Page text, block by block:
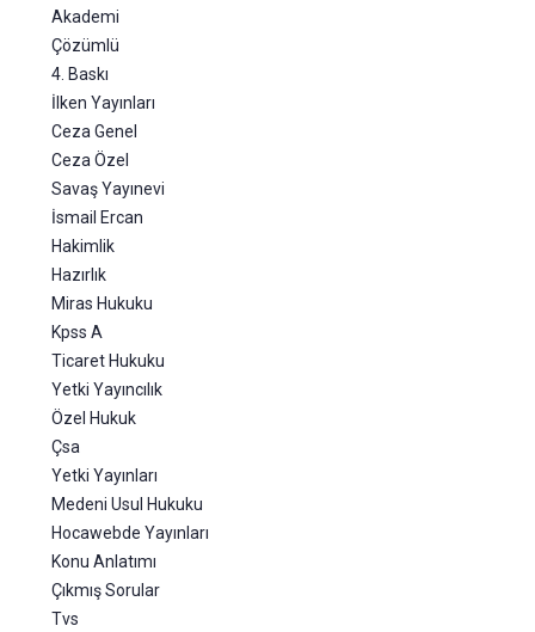
Akademi
Çözümlü
4. Baskı
İlken Yayınları
Ceza Genel
Ceza Özel
Savaş Yayınevi
İsmail Ercan
Hakimlik
Hazırlık
Miras Hukuku
Kpss A
Ticaret Hukuku
Yetki Yayıncılık
Özel Hukuk
Çsa
Yetki Yayınları
Medeni Usul Hukuku
Hocawebde Yayınları
Konu Anlatımı
Çıkmış Sorular
Tvs